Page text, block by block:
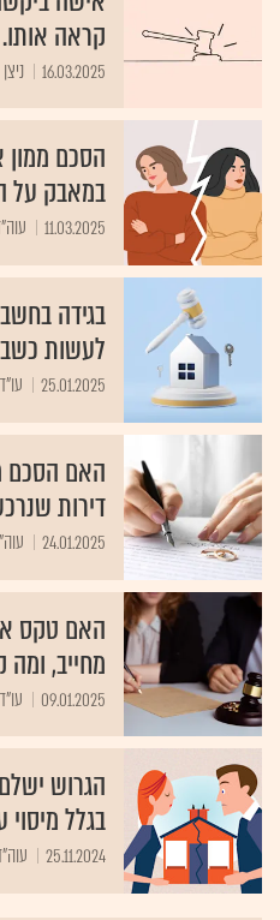
קראה
16.03.2025
הסכם ממון
במאבק על
11.03.2025
בגידה
לעשות
25.01.2025
האם הסכם
דירות
24.01.2025
האם טקס
מחייב,
09.01.2025
בגלל
25.11.2024